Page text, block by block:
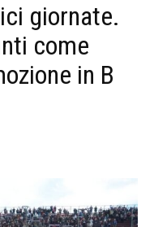
giornate.
come
in B